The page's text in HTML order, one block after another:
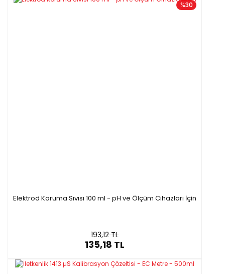
%30
Elektrod Koruma Sıvısı 100 ml - pH ve Ölçüm Cihazları İçin
193,12 TL
135,18 TL